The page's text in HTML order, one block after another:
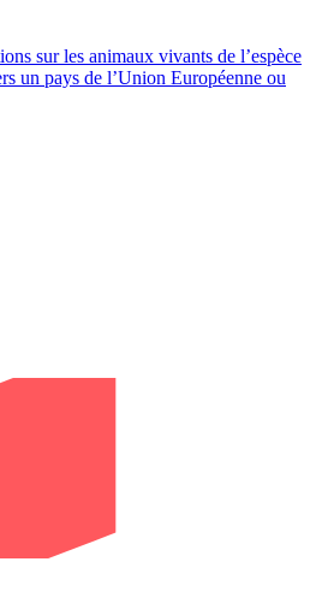
sur les animaux vivants de l’espèce
un pays de l’Union Européenne ou